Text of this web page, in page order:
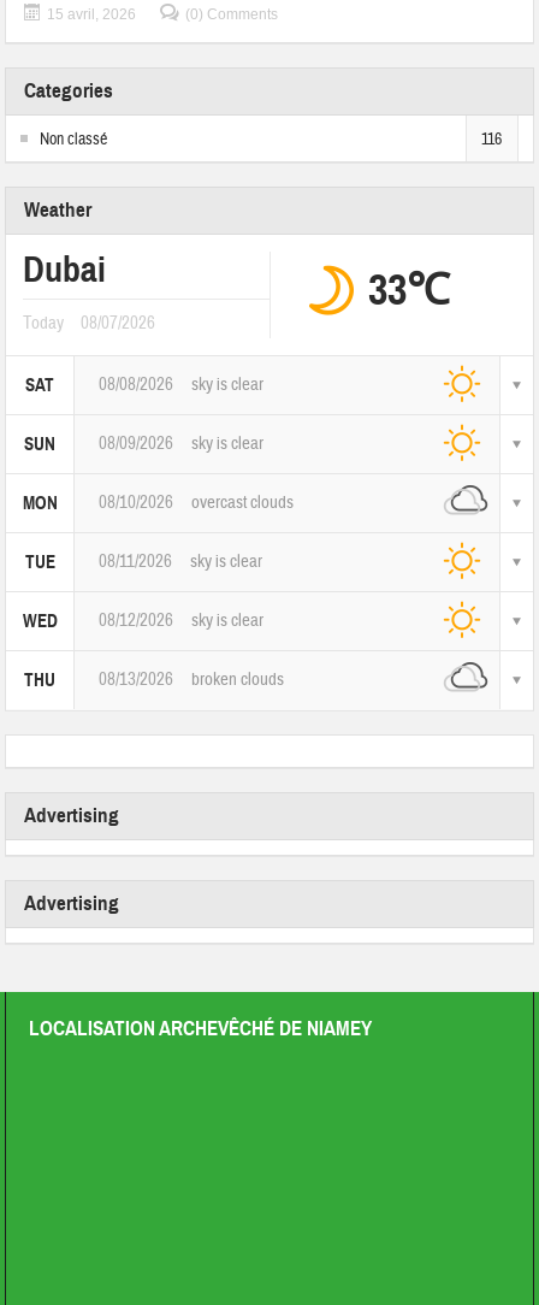
15 avril, 2026 (0) Comments
Categories
Non classé 116
Weather
Dubai
Today 08/07/2026
33℃
SAT 08/08/2026 sky is clear
SUN 08/09/2026 sky is clear
MON 08/10/2026 overcast clouds
TUE 08/11/2026 sky is clear
WED 08/12/2026 sky is clear
THU 08/13/2026 broken clouds
Advertising
Advertising
LOCALISATION ARCHEVÊCHÉ DE NIAMEY